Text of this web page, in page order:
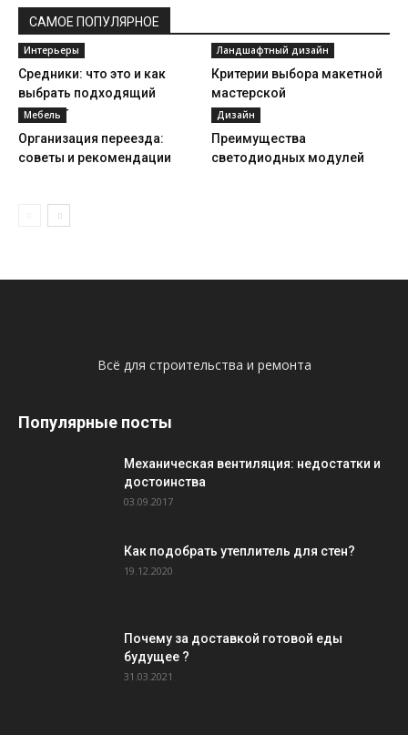
САМОЕ ПОПУЛЯРНОЕ
Интерьеры
Средники: что это и как
выбрать подходящий
вариант
Ландшафтный дизайн
Критерии выбора макетной
мастерской
Мебель
Организация переезда:
советы и рекомендации
Дизайн
Преимущества
светодиодных модулей
Всё для строительства и ремонта
Популярные посты
Механическая вентиляция: недостатки и
достоинства
03.09.2017
Как подобрать утеплитель для стен?
19.12.2020
Почему за доставкой готовой еды
будущее ?
31.03.2021